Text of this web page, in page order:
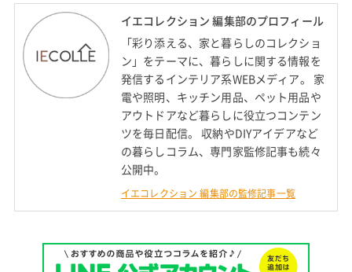
イエコレクション 編集部のプロフィール
「彩り添える、家と暮らしのコレクショ
ン」をテーマに、暮らしに関する情報を
発信するインテリア系WEBメディア。 家
電や照明、キッチン用品、ペット用品や
アウトドアなど暮らしに役立つコンテン
ツを毎日配信。 収納やDIYアイデアなど
の暮らしコラム、専門家監修記事も続々
公開中。
イエコレクション 編集部の監修記事一覧